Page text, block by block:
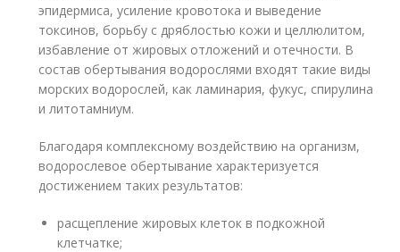
эпидермиса, усиление кровотока и выведение
токсинов, борьбу с дряблостью кожи и целлюлитом,
избавление от жировых отложений и отечности. В
состав обертывания водорослями входят такие виды
морских водорослей, как ламинария, фукус, спирулина
и литотамниум.
Благодаря комплексному воздействию на организм,
водорослевое обертывание характеризуется
достижением таких результатов:
расщепление жировых клеток в подкожной
клетчатке;